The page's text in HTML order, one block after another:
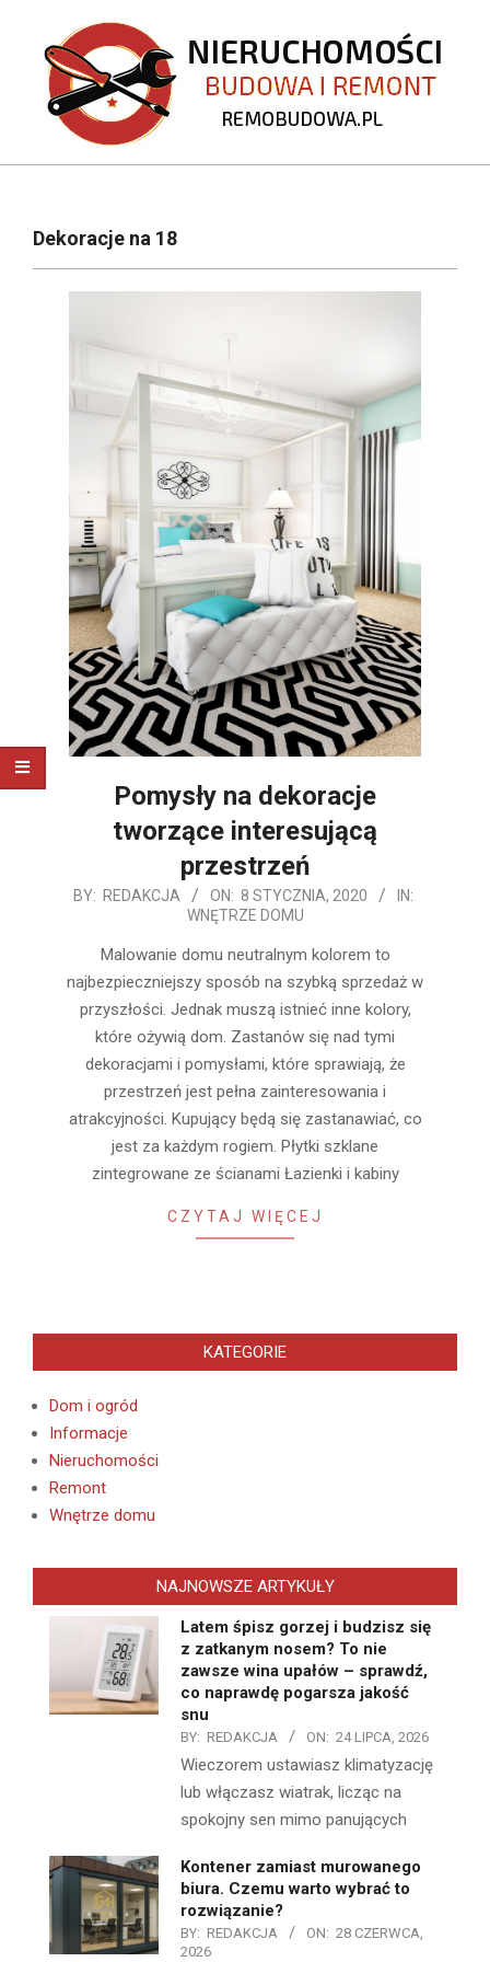
content
REMOBUDOWA.PL
NavigationDekoracje na 18
Pomysły na dekoracje
tworzące interesującą
przestrzeń
2020-
BY: REDAKCJA ON: 8 STYCZNIA, 2020
IN:
WNĘTRZE DOMU
Malowanie domu neutralnym kolorem to
najbezpieczniejszy sposób na szybką sprzedaż w
przyszłości. Jednak muszą istnieć inne kolory,
które ożywią dom. Zastanów się nad tymi
dekoracjami i pomysłami, które sprawiają, że
przestrzeń jest pełna zainteresowania i
atrakcyjności. Kupujący będą się zastanawiać, co
jest za każdym rogiem. Płytki szklane
zintegrowane ze ścianami Łazienki i kabiny
CZYTAJ WIĘCEJ
KATEGORIE
Dom i ogród
Informacje
Nieruchomości
Remont
Wnętrze domu
NAJNOWSZE ARTYKUŁY
Latem śpisz gorzej i budzisz się
z zatkanym nosem? To nie
zawsze wina upałów – sprawdź,
co naprawdę pogarsza jakość
snu
BY: REDAKCJA ON: 24 LIPCA, 2026
Wieczorem ustawiasz klimatyzację
lub włączasz wiatrak, licząc na
spokojny sen mimo panujących
Kontener zamiast murowanego
biura. Czemu warto wybrać to
rozwiązanie?
BY: REDAKCJA ON: 28 CZERWCA,
2026